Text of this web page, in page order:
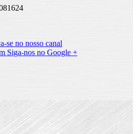
se no nosso canal
Siga-nos no Google +